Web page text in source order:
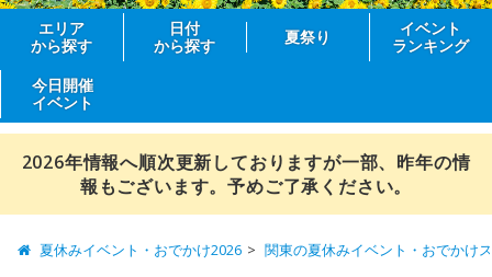
エリア
から探す
日付
から探す
夏祭り
イベント
ランキング
今日開催
イベント
2026年情報へ順次更新しておりますが一部、昨年の情
報もございます。予めご了承ください。
夏休みイベント・おでかけ2026 関東の夏休みイベント・おでかけ